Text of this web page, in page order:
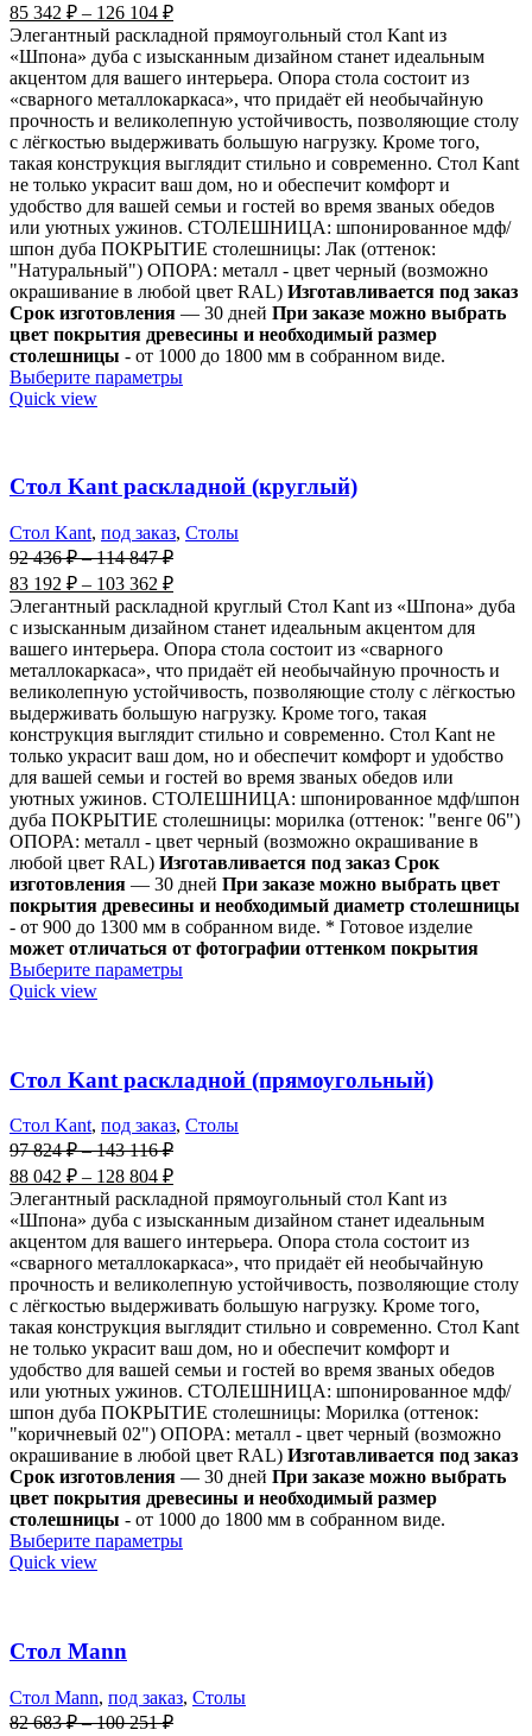
85 342 ₽ – 126 104 ₽
Элегантный раскладной прямоугольный стол Kant из
«Шпона» дуба с изысканным дизайном станет идеальным
акцентом для вашего интерьера. Опора стола состоит из
«сварного металлокаркаса», что придаёт ей необычайную
прочность и великолепную устойчивость, позволяющие столу
с лёгкостью выдерживать большую нагрузку. Кроме того,
такая конструкция выглядит стильно и современно. Стол Kant
не только украсит ваш дом, но и обеспечит комфорт и
удобство для вашей семьи и гостей во время званых обедов
или уютных ужинов. СТОЛЕШНИЦА: шпонированное мдф/
шпон дуба ПОКРЫТИЕ столешницы: Лак (оттенок:
"Натуральный") ОПОРА: металл - цвет черный (возможно
окрашивание в любой цвет RAL) Изготавливается под заказ
Срок изготовления — 30 дней При заказе можно выбрать
цвет покрытия древесины и необходимый размер
столешницы - от 1000 до 1800 мм в собранном виде.
Выберите параметры
Quick view
Стол Kant раскладной (круглый)
Стол Kant, под заказ, Столы
92 436₽ – 114 847₽
83 192 ₽ – 103 362 ₽
Элегантный раскладной круглый Стол Kant из «Шпона» дуба
с изысканным дизайном станет идеальным акцентом для
вашего интерьера. Опора стола состоит из «сварного
металлокаркаса», что придаёт ей необычайную прочность и
великолепную устойчивость, позволяющие столу с лёгкостью
выдерживать большую нагрузку. Кроме того, такая
конструкция выглядит стильно и современно. Стол Kant не
только украсит ваш дом, но и обеспечит комфорт и удобство
для вашей семьи и гостей во время званых обедов или
уютных ужинов. СТОЛЕШНИЦА: шпонированное мдф/шпон
дуба ПОКРЫТИЕ столешницы: морилка (оттенок: "венге 06")
ОПОРА: металл - цвет черный (возможно окрашивание в
любой цвет RAL) Изготавливается под заказ Срок
изготовления — 30 дней При заказе можно выбрать цвет
покрытия древесины и необходимый диаметр столешницы
- от 900 до 1300 мм в собранном виде. * Готовое изделие
может отличаться от фотографии оттенком покрытия
Выберите параметры
Quick view
Стол Kant раскладной (прямоугольный)
Стол Kant, под заказ, Столы
97 824₽ – 143 116₽
88 042 ₽ – 128 804 ₽
Элегантный раскладной прямоугольный стол Kant из
«Шпона» дуба с изысканным дизайном станет идеальным
акцентом для вашего интерьера. Опора стола состоит из
«сварного металлокаркаса», что придаёт ей необычайную
прочность и великолепную устойчивость, позволяющие столу
с лёгкостью выдерживать большую нагрузку. Кроме того,
такая конструкция выглядит стильно и современно. Стол Kant
не только украсит ваш дом, но и обеспечит комфорт и
удобство для вашей семьи и гостей во время званых обедов
или уютных ужинов. СТОЛЕШНИЦА: шпонированное мдф/
шпон дуба ПОКРЫТИЕ столешницы: Морилка (оттенок:
"коричневый 02") ОПОРА: металл - цвет черный (возможно
окрашивание в любой цвет RAL) Изготавливается под заказ
Срок изготовления — 30 дней При заказе можно выбрать
цвет покрытия древесины и необходимый размер
столешницы - от 1000 до 1800 мм в собранном виде.
Выберите параметры
Quick view
Стол Mann
Стол Mann, под заказ, Столы
82 683₽ – 100 251₽